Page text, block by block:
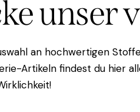
unser
an hochwertigen
Artikeln findest du hier